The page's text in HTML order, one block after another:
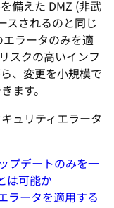
備えた DMZ (非武
スされるのと同じ
ラータのみを適
スクの高いインフ
、変更を小規模で
ます。
ュリティエラータ
プデートのみを一
は可能か
ラータを適用する